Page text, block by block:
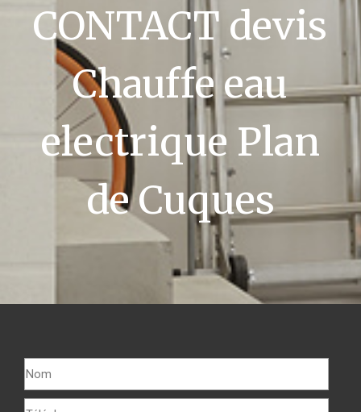
CONTACT devis
Chauffe eau
electrique Plan
de Cuques